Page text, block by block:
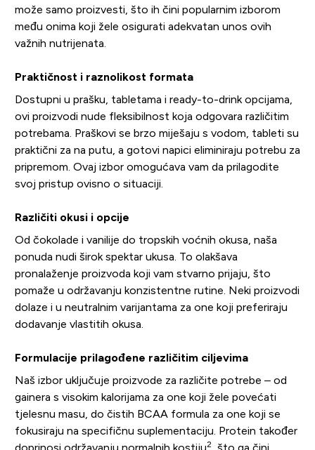
može samo proizvesti, što ih čini popularnim izborom
među onima koji žele osigurati adekvatan unos ovih
važnih nutrijenata.
Praktičnost i raznolikost formata
Dostupni u prašku, tabletama i ready-to-drink opcijama,
ovi proizvodi nude fleksibilnost koja odgovara različitim
potrebama. Praškovi se brzo miješaju s vodom, tableti su
praktični za na putu, a gotovi napici eliminiraju potrebu za
pripremom. Ovaj izbor omogućava vam da prilagodite
svoj pristup ovisno o situaciji.
Različiti okusi i opcije
Od čokolade i vanilije do tropskih voćnih okusa, naša
ponuda nudi širok spektar ukusa. To olakšava
pronalaženje proizvoda koji vam stvarno prijaju, što
pomaže u održavanju konzistentne rutine. Neki proizvodi
dolaze i u neutralnim varijantama za one koji preferiraju
dodavanje vlastitih okusa.
Formulacije prilagođene različitim ciljevima
Naš izbor uključuje proizvode za različite potrebe – od
gainera s visokim kalorijama za one koji žele povećati
tjelesnu masu, do čistih BCAA formula za one koji se
fokusiraju na specifičnu suplementaciju. Protein također
doprinosi održavanju normalnih kostiju2, što ga čini